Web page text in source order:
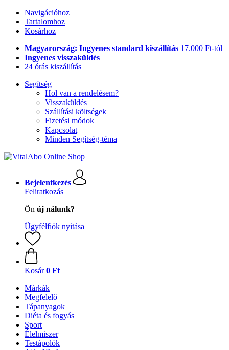
Navigációhoz
Tartalomhoz
Kosárhoz
Magyarország: Ingyenes standard kiszállítás 17.000 Ft-tól
Ingyenes visszaküldés
24 órás kiszállítás
Segítség
Hol van a rendelésem?
Visszaküldés
Szállítási költségek
Fizetési módok
Kapcsolat
Minden Segítség-téma
Bejelentkezés
Feliratkozás
Ön új nálunk?
Ügyfélfiók nyitása
Kosár 0 Ft
Márkák
Megfelelő
Tápanyagok
Diéta és fogyás
Sport
Élelmiszer
Testápolók